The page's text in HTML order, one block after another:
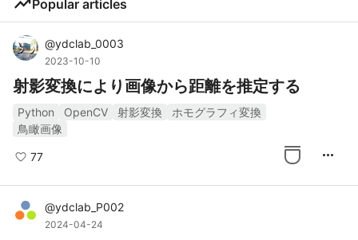
Popular articles
@ydclab_0003
2023-10-10
射影変換により画像から距離を推定する
Python OpenCV 射影変換
ホモグラフィ変換
鳥瞰画像
77 more_horiz
@ydclab_P002
2024-04-24